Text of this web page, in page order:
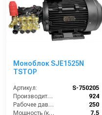
Моноблок SJE1525N
TSTOP
Артикул:
S-750205
Производительность (л/ч):
924
Рабочее давление (бар):
250
Мощность (кВт):
7.5